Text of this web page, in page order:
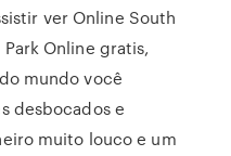
ver Online South
Park Online gratis,
mundo você
desbocados e
muito louco e um